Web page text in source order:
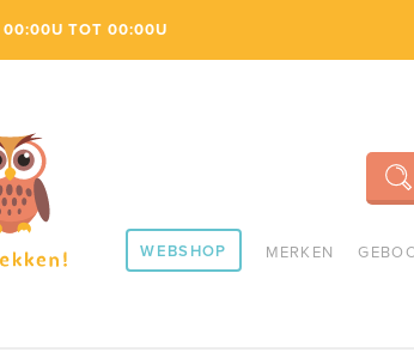
00:00U TOT 00:00U
WEBSHOP MERKEN